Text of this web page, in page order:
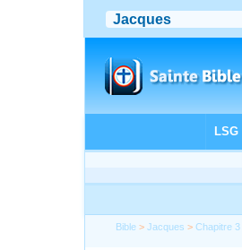
Bible >Jacques >Chapitre 3